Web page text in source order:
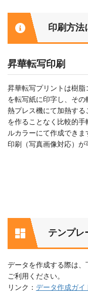
印刷方法
昇華転写印刷
昇華転写プリントは樹
を転写紙に印字し、そ
熱プレス機にて加熱す
を作ることなく比較的
ルカラーにて作成でき
印刷（写真画像対応）が
テンプレ
データを作成する際は
ご利用ください。
リンク： データ作成ガイ